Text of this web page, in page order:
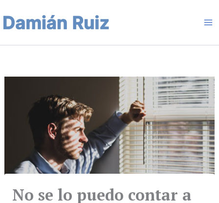
al
contenido
No se lo puedo contar a